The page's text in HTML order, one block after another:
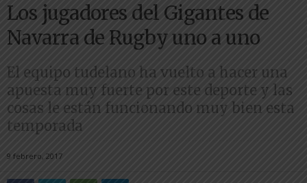
Los jugadores del Gigantes de
Navarra de Rugby uno a uno
El equipo tudelano ha vuelto a hacer una
apuesta muy fuerte por este deporte y las
cosas le están funcionando muy bien esta
temporada
9 febrero, 2017